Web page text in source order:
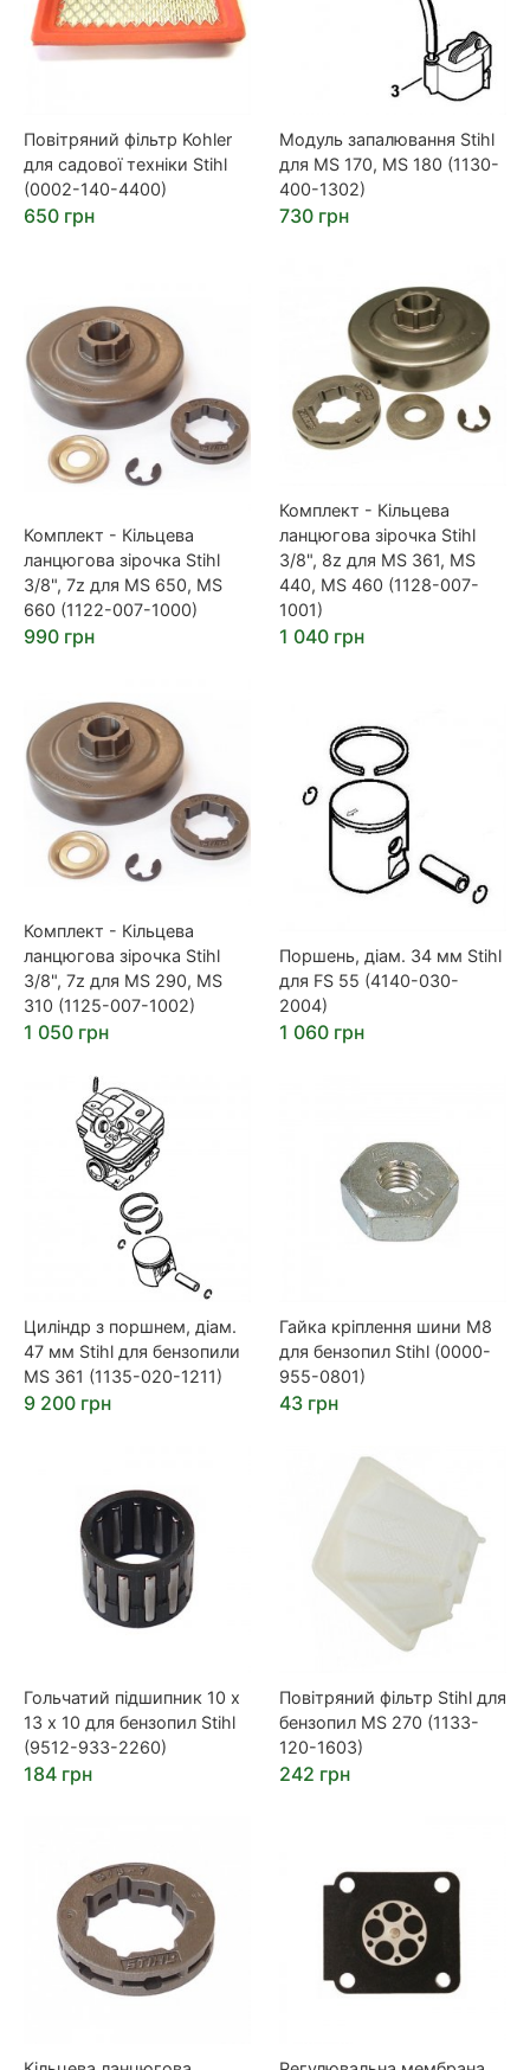
Повітряний фільтр Kohler
для садової техніки Stihl
(0002-140-4400)
650 грн
Модуль запалювання Stihl
для MS 170, MS 180 (1130-
400-1302)
730 грн
Комплект - Кільцева
ланцюгова зірочка Stihl
3/8", 7z для MS 650, MS
660 (1122-007-1000)
990 грн
Комплект - Кільцева
ланцюгова зірочка Stihl
3/8", 8z для MS 361, MS
440, MS 460 (1128-007-
1001)
1 040 грн
Комплект - Кільцева
ланцюгова зірочка Stihl
3/8", 7z для MS 290, MS
310 (1125-007-1002)
1 050 грн
Поршень, діам. 34 мм Stihl
для FS 55 (4140-030-
2004)
1 060 грн
Циліндр з поршнем, діам.
47 мм Stihl для бензопили
MS 361 (1135-020-1211)
9 200 грн
Гайка кріплення шини M8
для бензопил Stihl (0000-
955-0801)
43 грн
Гольчатий підшипник 10 х
13 х 10 для бензопил Stihl
(9512-933-2260)
184 грн
Повітряний фільтр Stihl для
бензопил MS 270 (1133-
120-1603)
242 грн